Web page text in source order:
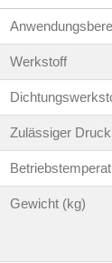
Werkstoff
Zulässiger
Gewicht (kg)